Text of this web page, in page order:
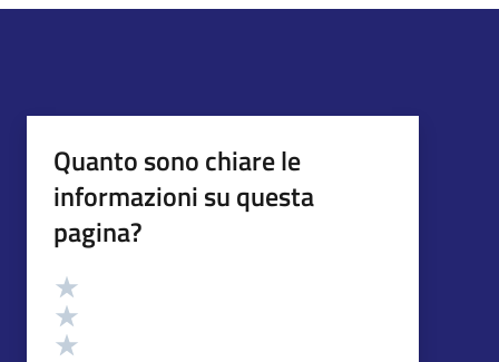
Quanto sono chiare le
informazioni su questa
pagina?
Valutazione